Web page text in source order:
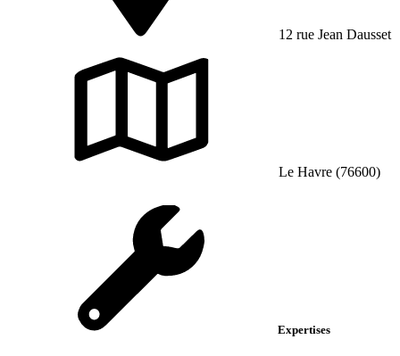
12 rue Jean Dausset
Le Havre (76600)
Expertises